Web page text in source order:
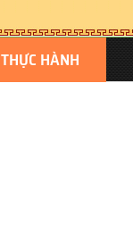
THỰC HÀNH